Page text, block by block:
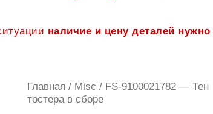
наличие и цену деталей нужно
Главная / Misc / FS-9100021782 — Тен
тостера в сборе